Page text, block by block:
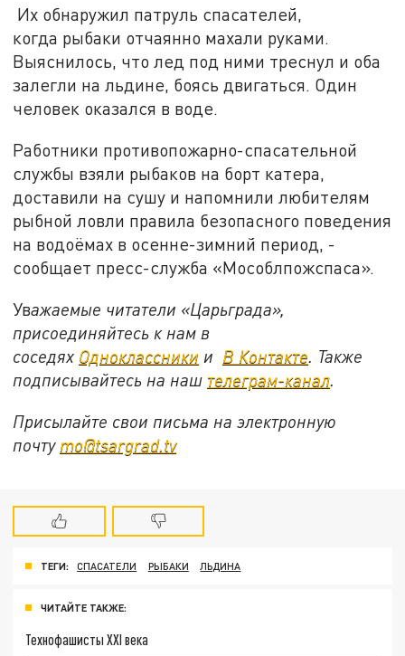
Их обнаружил патруль спасателей,
когда рыбаки отчаянно махали руками.
Выяснилось, что лед под ними треснул и оба
залегли на льдине, боясь двигаться. Один
человек оказался в воде.
Работники противопожарно-спасательной
службы взяли рыбаков на борт катера,
доставили на сушу и напомнили любителям
рыбной ловли правила безопасного поведения
на водоёмах в осенне-зимний период, -
сообщает пресс-служба «Мособлпожспаса».
Уважаемые читатели «Царьграда»,
присоединяйтесь к нам в
соседях Одноклассники и В Контакте. Также
подписывайтесь на наш телеграм-канал.
Присылайте свои письма на электронную
почту mo@tsargrad.tv
ТЕГИ: СПАСАТЕЛИ РЫБАКИ ЛЬДИНА
ЧИТАЙТЕ ТАКЖЕ:
Технофашисты XXI века